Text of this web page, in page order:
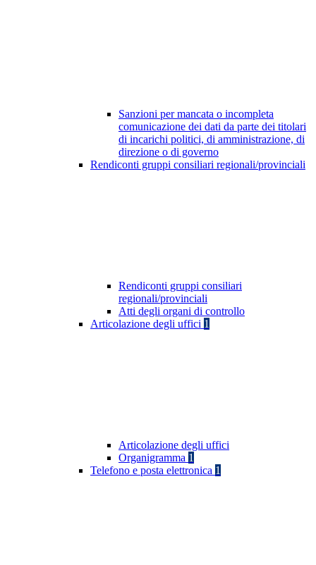
Sanzioni per mancata o incompleta
comunicazione dei dati da parte dei titolari
di incarichi politici, di amministrazione, di
direzione o di governo
Rendiconti gruppi consiliari regionali/provinciali
Rendiconti gruppi consiliari
regionali/provinciali
Atti degli organi di controllo
Articolazione degli uffici 1
Articolazione degli uffici
Organigramma 1
Telefono e posta elettronica 1